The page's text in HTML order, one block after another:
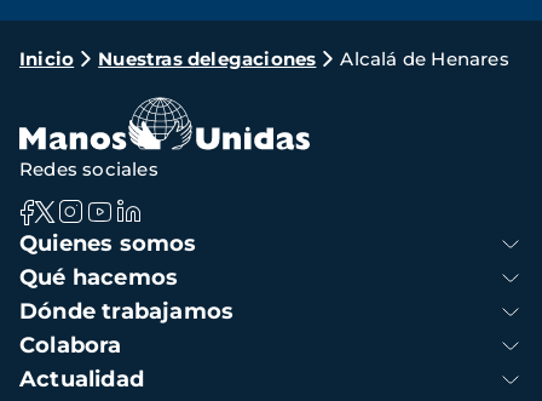
Ruta
navegación
Inicio Nuestras delegaciones Alcalá de Henares
Navegación
principal
Quienes somos
Qué hacemos
Dónde trabajamos
Colabora
Actualidad
Redes sociales